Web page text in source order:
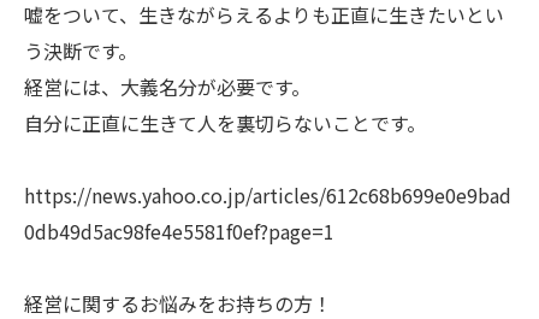
嘘をついて、生きながらえるよりも正直に生きたいとい
う決断です。
経営には、大義名分が必要です。
自分に正直に生きて人を裏切らないことです。
https://news.yahoo.co.jp/articles/612c68b699e0e9bad
0db49d5ac98fe4e5581f0ef?page=1
経営に関するお悩みをお持ちの方！